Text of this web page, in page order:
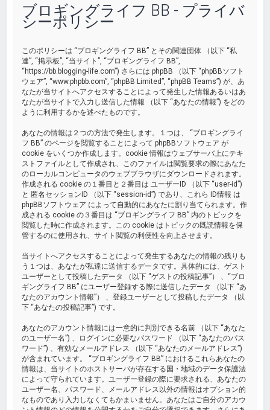
ブロギングライフ BB - プライバ
シーポリシー
このポリシーは “ブロギングライフ BB” とその関連団体 （以下 “私
達”, “掲示板”, “当サイト”, “ブロギングライフ BB”,
“https://bb.blogging-life.com”) さらには phpBB （以下 “phpBBソフト
ウェア”, “www.phpbb.com”, “phpBB Limited”, “phpBB Teams”) が、あ
なたが当サイトへアクセスすることによって発生した情報あるいはあ
なたが当サイトで入力し送信した情報 （以下 “あなたの情報”) をどの
ように利用するかを述べたものです。
あなたの情報は２つの方法で発生します。１つは、 “ブロギングライ
フ BB” のページを閲覧することによって phpBBソフトウェア が
cookie をいくつか作成します。cookie 情報はウェブサーバ上にテキ
ストファイルとして作成され、このファイルは閲覧要求の際にあなた
のローカルコンピュータのウェブブラウザにダウンロードされます。
作成される cookie の１番目と２番目は ユーザーID （以下 “user-id”)
と 匿名セッションID （以下 “session-id”) であり、これら ID情報 は
phpBBソフトウェア によって自動的にあなたに割り当てられます。作
成される cookie の３番目は “ブロギングライフ BB” 内のトピックを
閲覧した時に作成されます。この cookie はトピックの既読情報を保
管するのに使用され、サイト閲覧の利便性を向上させます。
当サイトへアクセスすることによって発生するあなたの情報の残りも
う１つは、あなたが私達に送信するデータです。具体的には、ゲスト
ユーザーとして投稿したデータ （以下 “ゲストの投稿記事”） 、“ブロ
ギングライフ BB” にユーザー登録する際に送信したデータ （以下 “あ
なたのアカウント情報”） 、登録ユーザーとして投稿したデータ （以
下 “あなたの投稿記事”) です。
あなたのアカウント情報には一意的に判別できる名前 （以下 “あなた
のユーザー名”) 、ログインに必要なパスワード （以下 “あなたのパス
ワード”) 、有効なメールアドレス （以下 “あなたのメールアドレス”)
が含まれています。 “ブロギングライフ BB” におけるこれらあなたの
情報は、当サイトのホストサーバが存在する国・地域のデータ保護法
によって守られています。ユーザー登録の際に要求される、あなたの
ユーザー名、パスワード、メールアドレス以外の情報はオプション的
なものであり入力しなくてもかまいません。あなたはご自分のアカウ